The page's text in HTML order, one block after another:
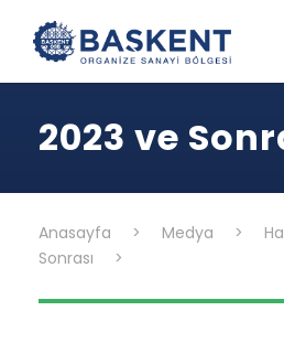
2023 ve
Anasayfa > Medya >
Sonrası
>